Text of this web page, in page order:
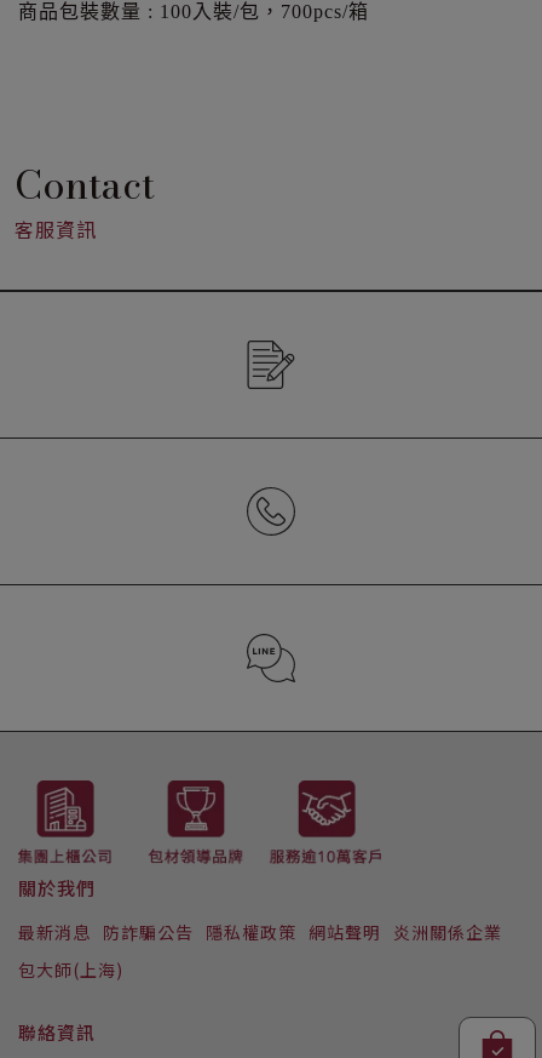
商品包裝數量 : 100入裝/包，700pcs/箱
Contact
客服資訊
LINE ID : @223iwizi
02-2652-7272 (分機2157)
CONTACT US
關於我們
最新消息 防詐騙公告 隱私權政策 網站聲明
炎洲關係企業
包大師(上海)
聯絡資訊